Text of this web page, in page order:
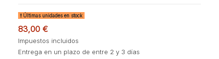
Últimas unidades en stock
83,00 €
Impuestos incluidos
Entrega en un plazo de entre 2 y 3 días